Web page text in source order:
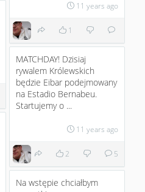
11 years ago
1
MATCHDAY! Dzisiaj
rywalem Królewskich
będzie Eibar podejmowany
na Estadio Bernabeu.
Startujemy o ...
11 years ago
2 5
Na wstępie chciałbym